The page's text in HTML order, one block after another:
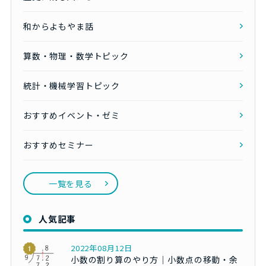
和からよもやま話
算数・物理・数学トピック
統計・機械学習トピック
おすすめイベント・ゼミ
おすすめセミナー
一覧を見る
人気記事
2022年08月12日
小数の割り算のやり方｜小数点の移動・余